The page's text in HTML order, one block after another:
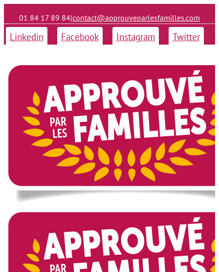
01 84 17 89 84|contact@approuveparlesfamilles.com
Linkedin Facebook Instagram Twitter